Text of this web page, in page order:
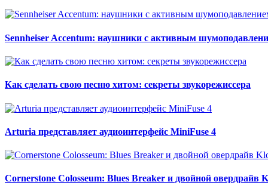
Sennheiser Accentum: наушники с активным
Как сделать свою песню хитом: секреты звукорежиссера
Arturia представляет аудиоинтерфейс MiniFuse 4
Cornerstone Colosseum: Blues Breaker и двойной овердрайв